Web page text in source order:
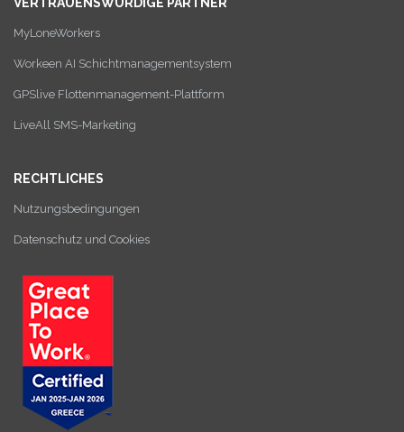
MyLoneWorkers
Workeen AI Schichtmanagementsystem
GPSlive Flottenmanagement-Plattform
LiveAll SMS-Marketing
RECHTLICHES
Nutzungsbedingungen
Datenschutz und Cookies